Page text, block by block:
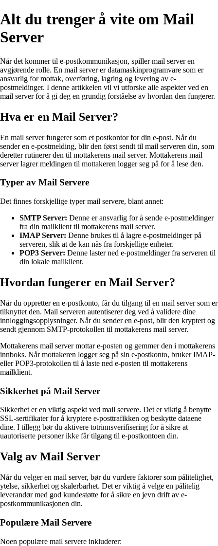
Alt du trenger å vite om Mail
Server
Når det kommer til e-postkommunikasjon, spiller mail server en
avgjørende rolle. En mail server er datamaskinprogramvare som er
ansvarlig for mottak, overføring, lagring og levering av e-
postmeldinger. I denne artikkelen vil vi utforske alle aspekter ved en
mail server for å gi deg en grundig forståelse av hvordan den fungerer.
Hva er en Mail Server?
En mail server fungerer som et postkontor for din e-post. Når du
sender en e-postmelding, blir den først sendt til mail serveren din, som
deretter rutinerer den til mottakerens mail server. Mottakerens mail
server lagrer meldingen til mottakeren logger seg på for å lese den.
Typer av Mail Servere
Det finnes forskjellige typer mail servere, blant annet:
SMTP Server: Denne er ansvarlig for å sende e-postmeldinger
fra din mailklient til mottakerens mail server.
IMAP Server: Denne brukes til å lagre e-postmeldinger på
serveren, slik at de kan nås fra forskjellige enheter.
POP3 Server: Denne laster ned e-postmeldinger fra serveren til
din lokale mailklient.
Hvordan fungerer en Mail Server?
Når du oppretter en e-postkonto, får du tilgang til en mail server som er
tilknyttet den. Mail serveren autentiserer deg ved å validere dine
innloggingsopplysninger. Når du sender en e-post, blir den kryptert og
sendt gjennom SMTP-protokollen til mottakerens mail server.
Mottakerens mail server mottar e-posten og gemmer den i mottakerens
innboks. Når mottakeren logger seg på sin e-postkonto, bruker IMAP-
eller POP3-protokollen til å laste ned e-posten til mottakerens
mailklient.
Sikkerhet på Mail Server
Sikkerhet er en viktig aspekt ved mail servere. Det er viktig å benytte
SSL-sertifikater for å kryptere e-posttrafikken og beskytte dataene
dine. I tillegg bør du aktivere totrinnsverifisering for å sikre at
uautoriserte personer ikke får tilgang til e-postkontoen din.
Valg av Mail Server
Når du velger en mail server, bør du vurdere faktorer som pålitelighet,
ytelse, sikkerhet og skalerbarhet. Det er viktig å velge en pålitelig
leverandør med god kundestøtte for å sikre en jevn drift av e-
postkommunikasjonen din.
Populære Mail Servere
Noen populære mail servere inkluderer: